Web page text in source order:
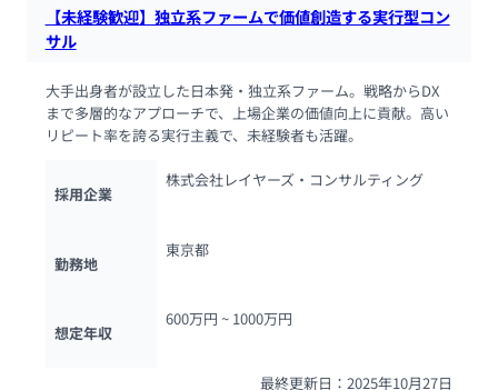
【未経験歓迎】独立系ファームで価値創造する実行型コン
サル
大手出身者が設立した日本発・独立系ファーム。戦略からDX
まで多層的なアプローチで、上場企業の価値向上に貢献。高い
リピート率を誇る実行主義で、未経験者も活躍。
採用企業
株式会社レイヤーズ・コンサルティング
勤務地
東京都
想定年収
600万円 ~ 1000万円
最終更新日：2025年10月27日